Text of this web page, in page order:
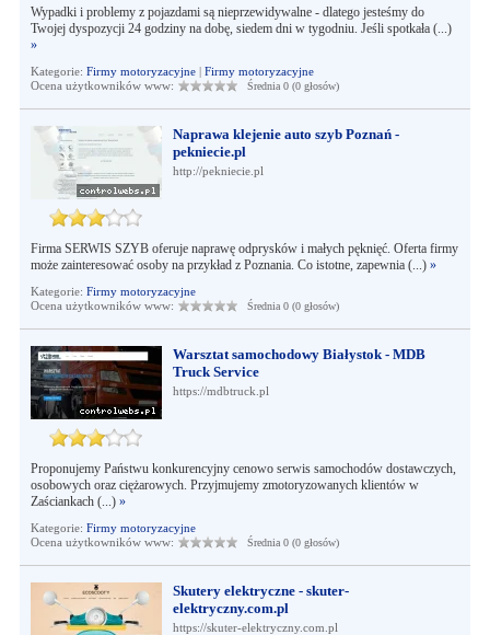
Wypadki i problemy z pojazdami są nieprzewidywalne - dlatego jesteśmy do
Twojej dyspozycji 24 godziny na dobę, siedem dni w tygodniu. Jeśli spotkała (...)
»
Kategorie: Firmy motoryzacyjne| Firmy motoryzacyjne
Ocena użytkowników www:
Średnia 0 (0 głosów)
Naprawa klejenie auto szyb Poznań -
pekniecie.pl
http://pekniecie.pl
Firma SERWIS SZYB oferuje naprawę odprysków i małych pęknięć. Oferta firmy
może zainteresować osoby na przykład z Poznania. Co istotne, zapewnia (...) »
Kategorie: Firmy motoryzacyjne
Ocena użytkowników www:
Średnia 0 (0 głosów)
Warsztat samochodowy Białystok - MDB
Truck Service
https://mdbtruck.pl
Proponujemy Państwu konkurencyjny cenowo serwis samochodów dostawczych,
osobowych oraz ciężarowych. Przyjmujemy zmotoryzowanych klientów w
Zaściankach (...) »
Kategorie: Firmy motoryzacyjne
Ocena użytkowników www:
Średnia 0 (0 głosów)
Skutery elektryczne - skuter-
elektryczny.com.pl
https://skuter-elektryczny.com.pl